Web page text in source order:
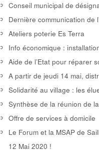
Conseil municipal de
Dernière communication de
Ateliers poterie Es Terra
Info économique :
Aide de l’Etat pour réparer
A partir de jeudi 14 mai,
Solidarité au village : les
Synthèse de la réunion de
Offre de services à domicile
Le Forum et la MSAP de
12 Mai 2020 !